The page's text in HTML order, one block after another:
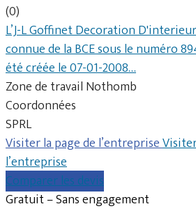
(0)
L’J-L Goffinet Decoration
connue de la BCE sous le numéro
été créée le 07-01-2008…
Zone de travail Nothomb
Coordonnées
SPRL
Visiter la page de l’entreprise
l’entreprise
Comparer les devis
Gratuit – Sans engagement